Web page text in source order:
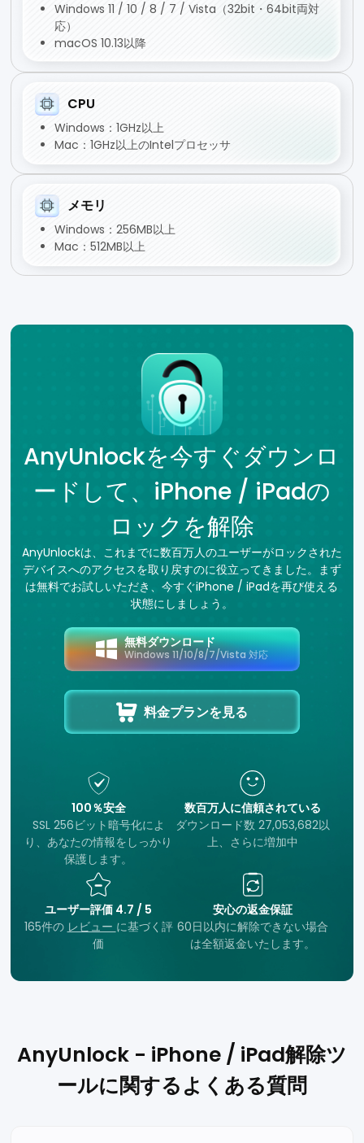
Windows 11 / 10 / 8 / 7 / Vista（32bit・64bit両対
応）
macOS 10.13以降
CPU
Windows：1GHz以上
Mac：1GHz以上のIntelプロセッサ
メモリ
Windows：256MB以上
Mac：512MB以上
AnyUnlockを今すぐダウンロ
ードして、iPhone / iPadの
ロックを解除
AnyUnlockは、これまでに数百万人のユーザーがロックされた
デバイスへのアクセスを取り戻すのに役立ってきました。まず
は無料でお試しいただき、今すぐiPhone / iPadを再び使える
状態にしましょう。
無料ダウンロード
Windows 11/10/8/7/Vista 対応
料金プランを見る
100％安全
SSL 256ビット暗号化によ
り、あなたの情報をしっかり
保護します。
数百万人に信頼されている
ダウンロード数 27,053,682以
上、さらに増加中
ユーザー評価 4.7 / 5
165件の レビュー に基づく評
価
安心の返金保証
60日以内に解除できない場合
は全額返金いたします。
AnyUnlock - iPhone / iPad解除ツ
ールに関するよくある質問